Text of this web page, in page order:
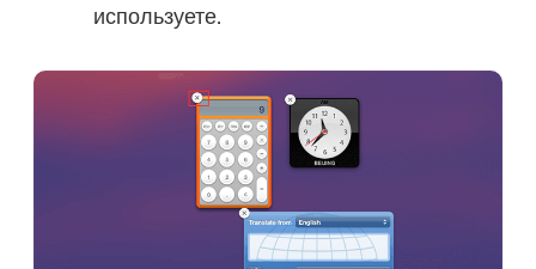
используете.